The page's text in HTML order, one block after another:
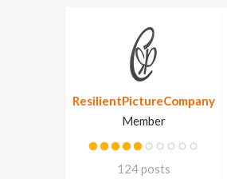
ResilientPictureCompany
Member
124 posts